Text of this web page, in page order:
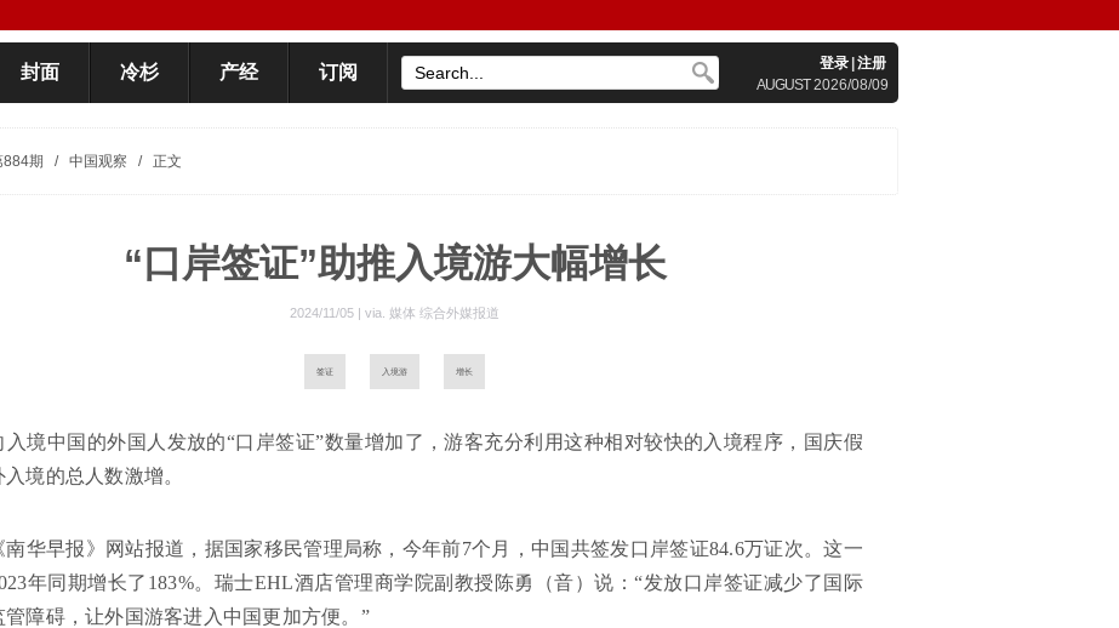
封面 冷杉 产经 订阅 登录 注册
AUGUST2026/08/09
884期 / 中国观察 / 正文
“口岸签证”助推入境游大幅增长
2024/11/05 | via. 媒体 综合外媒报道
签证 入境游 增长
入境中国的外国人发放的“口岸签证”数量增加了，游客充分利用这种相对较快的入境程序，国庆假
境的总人数激增。
南华早报》网站报道，据国家移民管理局称，今年前7个月，中国共签发口岸签证84.6万证次。这一
年同期增长了183%。瑞士EHL酒店管理商学院副教授陈勇（音）说：“发放口岸签证减少了国际
管障碍，让外国游客进入中国更加方便。”